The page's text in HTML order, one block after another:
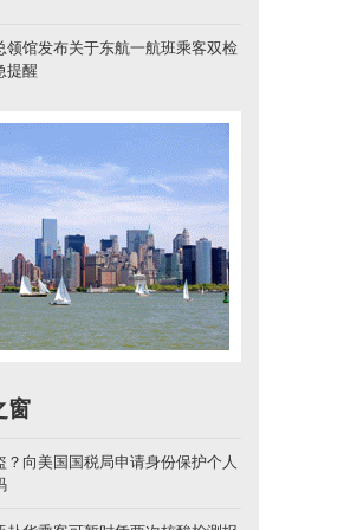
领馆发布关于东航一航班乘客双检
提醒
窗
？向美国国税局申请身份保护个人